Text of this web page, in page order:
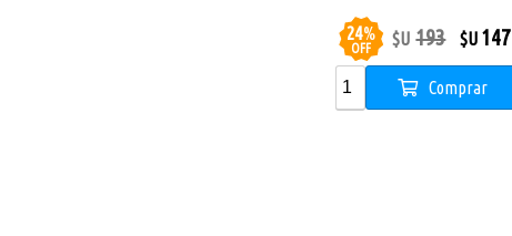
24%
OFF
$U 193 $U 147
Comprar